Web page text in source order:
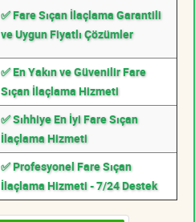
✅ Fare Sıçan İlaçlama Garantili
ve Uygun Fiyatlı Çözümler
✅ En Yakın ve Güvenilir Fare
Sıçan İlaçlama Hizmeti
✅ Sıhhiye En İyi Fare Sıçan
İlaçlama Hizmeti
✅ Profesyonel Fare Sıçan
İlaçlama Hizmeti - 7/24 Destek